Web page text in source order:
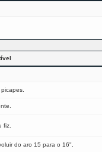
fiz.
do aro 15 para o 16".